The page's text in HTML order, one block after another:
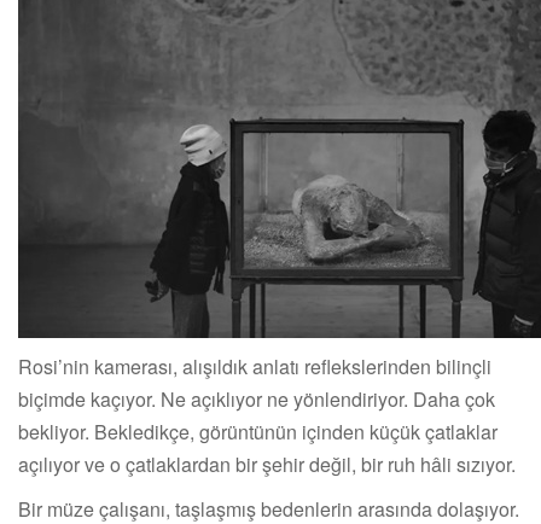
Rosi’nin kamerası, alışıldık anlatı reflekslerinden bilinçli
biçimde kaçıyor. Ne açıklıyor ne yönlendiriyor. Daha çok
bekliyor. Bekledikçe, görüntünün içinden küçük çatlaklar
açılıyor ve o çatlaklardan bir şehir değil, bir ruh hâli sızıyor.
Bir müze çalışanı, taşlaşmış bedenlerin arasında dolaşıyor.